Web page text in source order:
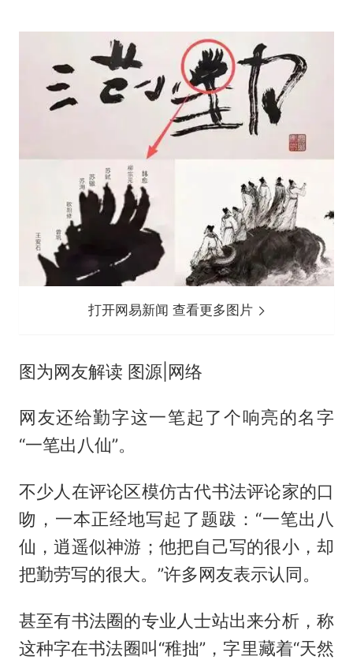
打开网易新闻 查看更多图片
图为网友解读 图源|网络
网友还给勤字这一笔起了个响亮的名字
“一笔出八仙”。
不少人在评论区模仿古代书法评论家的口
吻，一本正经地写起了题跋：“一笔出八
仙，逍遥似神游；他把自己写的很小，却
把勤劳写的很大。”许多网友表示认同。
甚至有书法圈的专业人士站出来分析，称
这种字在书法圈叫“稚拙”，字里藏着“天然